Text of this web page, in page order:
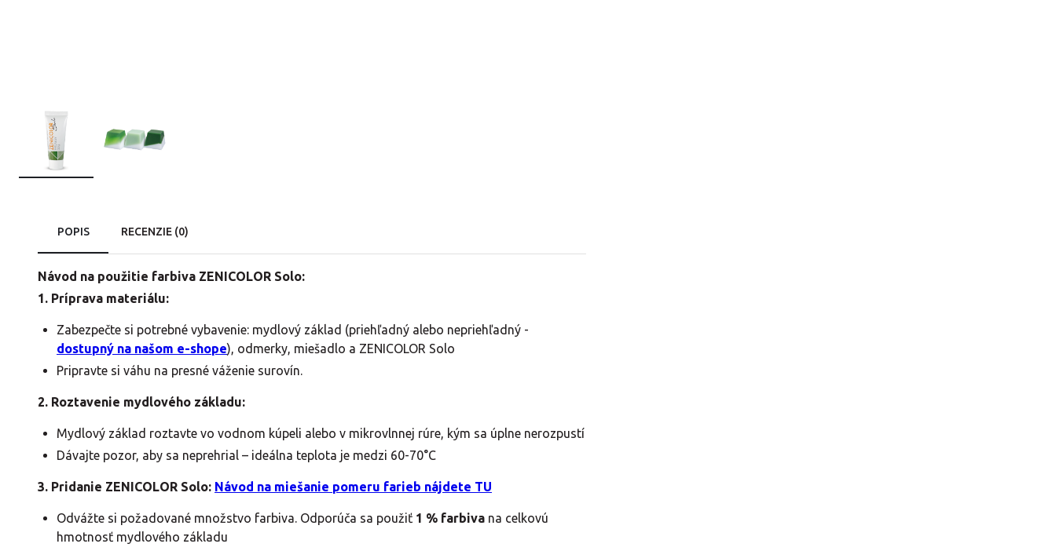
POPIS RECENZIE (0)
Návod na použitie farbiva ZENICOLOR Solo:
1. Príprava materiálu:
Zabezpečte si potrebné vybavenie: mydlový základ (priehľadný alebo nepriehľadný -
dostupný na našom e-shope), odmerky, miešadlo a ZENICOLOR Solo
Pripravte si váhu na presné váženie surovín.
2. Roztavenie mydlového základu:
Mydlový základ roztavte vo vodnom kúpeli alebo v mikrovlnnej rúre, kým sa úplne nerozpustí
Dávajte pozor, aby sa neprehrial – ideálna teplota je medzi 60-70°C
3. Pridanie ZENICOLOR Solo: Návod na miešanie pomeru farieb nájdete TU
Odvážte si požadované množstvo farbiva. Odporúča sa použiť 1 % farbiva na celkovú
hmotnosť mydlového základu